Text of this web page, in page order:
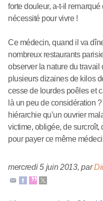
forte douleur, a-t-il
nécessité pour vivre !
Ce médecin, quand il va
nombreux restaurants
observer la nature du
plusieurs dizaines de kilos
cesse de lourdes poêles et
là un peu de considération
hiérarchie qu’un ouvrier
victime, obligée, de
pour payer ce même
mercredi 5 juin 2013,par